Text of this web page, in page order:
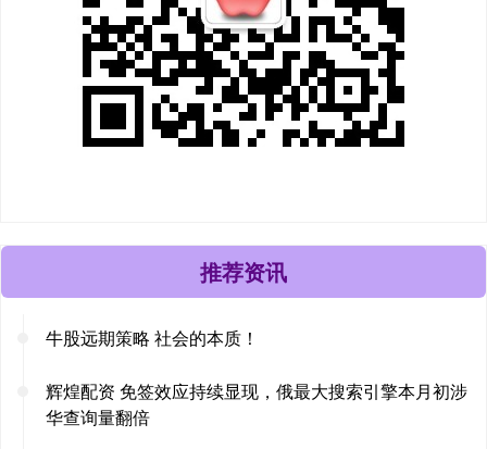
推荐资讯
牛股远期策略 社会的本质！
辉煌配资 免签效应持续显现，俄最大搜索引擎本月初涉
华查询量翻倍